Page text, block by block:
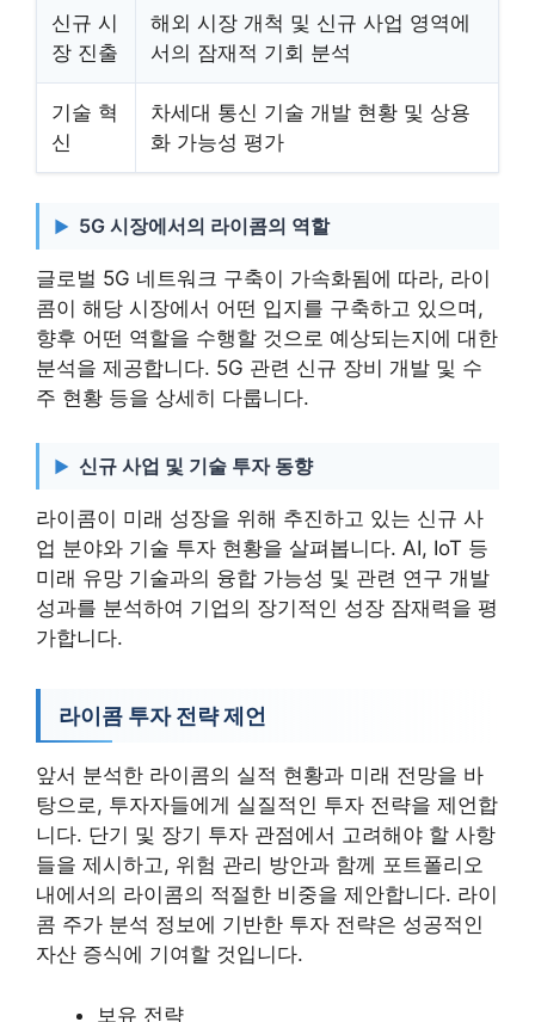
신규 시
장 진출
해외 시장 개척 및 신규 사업 영역에
서의 잠재적 기회 분석
기술 혁
신
차세대 통신 기술 개발 현황 및 상용
화 가능성 평가
5G 시장에서의 라이콤의 역할
글로벌 5G 네트워크 구축이 가속화됨에 따라, 라이
콤이 해당 시장에서 어떤 입지를 구축하고 있으며,
향후 어떤 역할을 수행할 것으로 예상되는지에 대한
분석을 제공합니다. 5G 관련 신규 장비 개발 및 수
주 현황 등을 상세히 다룹니다.
신규 사업 및 기술 투자 동향
라이콤이 미래 성장을 위해 추진하고 있는 신규 사
업 분야와 기술 투자 현황을 살펴봅니다. AI, IoT 등
미래 유망 기술과의 융합 가능성 및 관련 연구 개발
성과를 분석하여 기업의 장기적인 성장 잠재력을 평
가합니다.
라이콤 투자 전략 제언
앞서 분석한 라이콤의 실적 현황과 미래 전망을 바
탕으로, 투자자들에게 실질적인 투자 전략을 제언합
니다. 단기 및 장기 투자 관점에서 고려해야 할 사항
들을 제시하고, 위험 관리 방안과 함께 포트폴리오
내에서의 라이콤의 적절한 비중을 제안합니다. 라이
콤 주가 분석 정보에 기반한 투자 전략은 성공적인
자산 증식에 기여할 것입니다.
보유 전략